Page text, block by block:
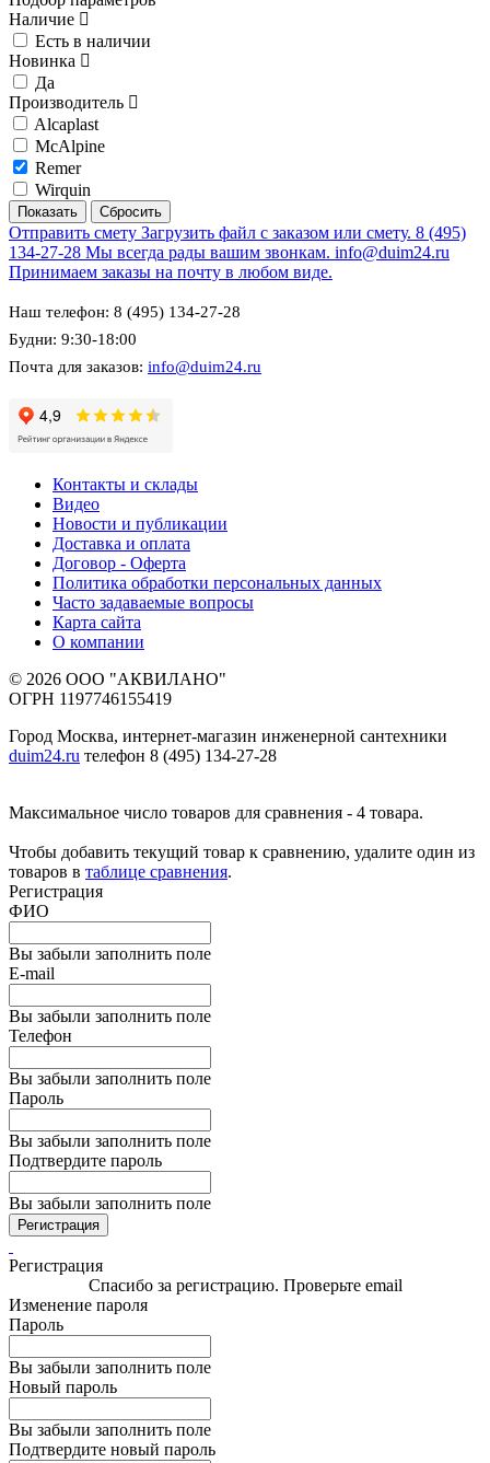
Наличие
Есть в наличии
Новинка
Да
Производитель
Alcaplast
McAlpine
Remer
Wirquin
Отправить смету Загрузить файл с заказом или смету. 8 (495)
134-27-28 Мы всегда рады вашим звонкам. info@duim24.ru
Принимаем заказы на почту в любом виде.
Наш телефон: 8 (495) 134-27-28
Будни: 9:30-18:00
Почта для заказов: info@duim24.ru
Контакты и склады
Видео
Новости и публикации
Доставка и оплата
Договор - Оферта
Политика обработки персональных данных
Часто задаваемые вопросы
Карта сайта
О компании
© 2026 ООО "АКВИЛАНО"
ОГРН 1197746155419
Город Москва, интернет-магазин инженерной сантехники
duim24.ru телефон 8 (495) 134-27-28
Максимальное число товаров для сравнения - 4 товара.
Чтобы добавить текущий товар к сравнению, удалите один из
товаров в таблице сравнения.
Регистрация
ФИО
Вы забыли заполнить поле
E-mail
Вы забыли заполнить поле
Телефон
Вы забыли заполнить поле
Пароль
Вы забыли заполнить поле
Подтвердите пароль
Вы забыли заполнить поле
Регистрация
Регистрация
Спасибо за регистрацию. Проверьте email
Изменение пароля
Пароль
Вы забыли заполнить поле
Новый пароль
Вы забыли заполнить поле
Подтвердите новый пароль